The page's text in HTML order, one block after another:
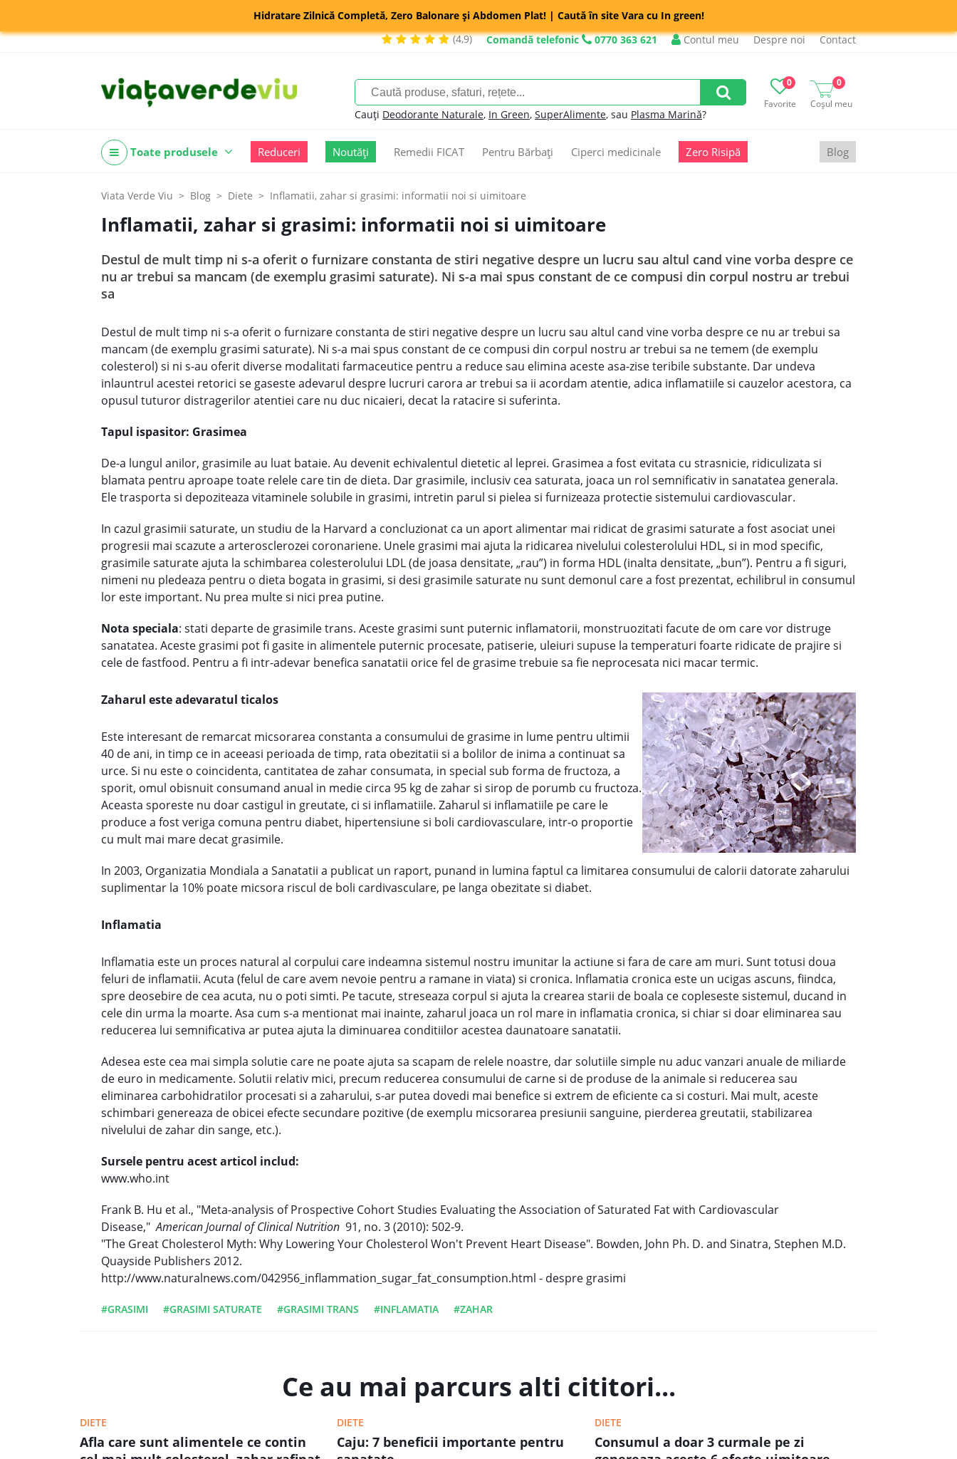
Hidratare Zilnică Completă, Zero Balonare și Abdomen Plat! | Caută în site Vara cu In green!
(4,9)
Comandă telefonic 0770 363 621 Contul meu Despre noi Contact
Favorite
0
Coșul meu
0
Cauți Deodorante Naturale, In Green, SuperAlimente, sau Plasma Marină?
Toate produsele Reduceri Noutăți Remedii FICAT Pentru Bărbați Ciperci medicinale Zero Risipă Blog
Viata Verde Viu Blog Diete Inflamatii, zahar si grasimi: informatii noi si uimitoare
Inflamatii, zahar si grasimi: informatii noi si uimitoare
Destul de mult timp ni s-a oferit o furnizare constanta de stiri negative despre un lucru sau altul cand vine vorba despre ce
nu ar trebui sa mancam (de exemplu grasimi saturate). Ni s-a mai spus constant de ce compusi din corpul nostru ar trebui
sa
Destul de mult timp ni s-a oferit o furnizare constanta de stiri negative despre un lucru sau altul cand vine vorba despre ce nu ar trebui sa
mancam (de exemplu grasimi saturate). Ni s-a mai spus constant de ce compusi din corpul nostru ar trebui sa ne temem (de exemplu
colesterol) si ni s-au oferit diverse modalitati farmaceutice pentru a reduce sau elimina aceste asa-zise teribile substante. Dar undeva
inlauntrul acestei retorici se gaseste adevarul despre lucruri carora ar trebui sa ii acordam atentie, adica inflamatiile si cauzelor acestora, ca
opusul tuturor distragerilor atentiei care nu duc nicaieri, decat la ratacire si suferinta.
Tapul ispasitor: Grasimea
De-a lungul anilor, grasimile au luat bataie. Au devenit echivalentul dietetic al leprei. Grasimea a fost evitata cu strasnicie, ridiculizata si
blamata pentru aproape toate relele care tin de dieta. Dar grasimile, inclusiv cea saturata, joaca un rol semnificativ in sanatatea generala.
Ele trasporta si depoziteaza vitaminele solubile in grasimi, intretin parul si pielea si furnizeaza protectie sistemului cardiovascular.
In cazul grasimii saturate, un studiu de la Harvard a concluzionat ca un aport alimentar mai ridicat de grasimi saturate a fost asociat unei
progresii mai scazute a arterosclerozei coronariene. Unele grasimi mai ajuta la ridicarea nivelului colesterolului HDL, si in mod specific,
grasimile saturate ajuta la schimbarea colesterolului LDL (de joasa densitate, „rau”) in forma HDL (inalta densitate, „bun”). Pentru a fi siguri,
nimeni nu pledeaza pentru o dieta bogata in grasimi, si desi grasimile saturate nu sunt demonul care a fost prezentat, echilibrul in consumul
lor este important. Nu prea multe si nici prea putine.
Nota speciala: stati departe de grasimile trans. Aceste grasimi sunt puternic inflamatorii, monstruozitati facute de om care vor distruge
sanatatea. Aceste grasimi pot fi gasite in alimentele puternic procesate, patiserie, uleiuri supuse la temperaturi foarte ridicate de prajire si
cele de fastfood. Pentru a fi intr-adevar benefica sanatatii orice fel de grasime trebuie sa fie neprocesata nici macar termic.
Zaharul este adevaratul ticalos
Este interesant de remarcat micsorarea constanta a consumului de grasime in lume pentru ultimii
40 de ani, in timp ce in aceeasi perioada de timp, rata obezitatii si a bolilor de inima a continuat sa
urce. Si nu este o coincidenta, cantitatea de zahar consumata, in special sub forma de fructoza, a
sporit, omul obisnuit consumand anual in medie circa 95 kg de zahar si sirop de porumb cu fructoza.
Aceasta sporeste nu doar castigul in greutate, ci si inflamatiile. Zaharul si inflamatiile pe care le
produce a fost veriga comuna pentru diabet, hipertensiune si boli cardiovasculare, intr-o proportie
cu mult mai mare decat grasimile.
In 2003, Organizatia Mondiala a Sanatatii a publicat un raport, punand in lumina faptul ca limitarea consumului de calorii datorate zaharului
suplimentar la 10% poate micsora riscul de boli cardivasculare, pe langa obezitate si diabet.
Inflamatia
Inflamatia este un proces natural al corpului care indeamna sistemul nostru imunitar la actiune si fara de care am muri. Sunt totusi doua
feluri de inflamatii. Acuta (felul de care avem nevoie pentru a ramane in viata) si cronica. Inflamatia cronica este un ucigas ascuns, fiindca,
spre deosebire de cea acuta, nu o poti simti. Pe tacute, streseaza corpul si ajuta la crearea starii de boala ce copleseste sistemul, ducand in
cele din urma la moarte. Asa cum s-a mentionat mai inainte, zaharul joaca un rol mare in inflamatia cronica, si chiar si doar eliminarea sau
reducerea lui semnificativa ar putea ajuta la diminuarea conditiilor acestea daunatoare sanatatii.
Adesea este cea mai simpla solutie care ne poate ajuta sa scapam de relele noastre, dar solutiile simple nu aduc vanzari anuale de miliarde
de euro in medicamente. Solutii relativ mici, precum reducerea consumului de carne si de produse de la animale si reducerea sau
eliminarea carbohidratilor procesati si a zaharului, s-ar putea dovedi mai benefice si extrem de eficiente ca si costuri. Mai mult, aceste
schimbari genereaza de obicei efecte secundare pozitive (de exemplu micsorarea presiunii sanguine, pierderea greutatii, stabilizarea
nivelului de zahar din sange, etc.).
Sursele pentru acest articol includ:
www.who.int
Frank B. Hu et al., "Meta-analysis of Prospective Cohort Studies Evaluating the Association of Saturated Fat with Cardiovascular
Disease," American Journal of Clinical Nutrition 91, no. 3 (2010): 502-9.
"The Great Cholesterol Myth: Why Lowering Your Cholesterol Won't Prevent Heart Disease". Bowden, John Ph. D. and Sinatra, Stephen M.D.
Quayside Publishers 2012.
http://www.naturalnews.com/042956_inflammation_sugar_fat_consumption.html - despre grasimi
#GRASIMI #GRASIMI SATURATE #GRASIMI TRANS #INFLAMATIA #ZAHAR
Ce au mai parcurs alti cititori...
DIETE
Afla care sunt alimentele ce contin
DIETE
Caju: 7 beneficii importante pentru
DIETE
Consumul a doar 3 curmale pe zi